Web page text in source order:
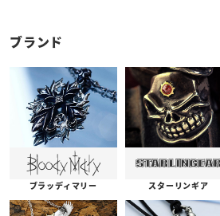
ブランド
ブラッディマリー スターリンギア